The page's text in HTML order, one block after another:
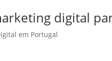
digital
em Portugal